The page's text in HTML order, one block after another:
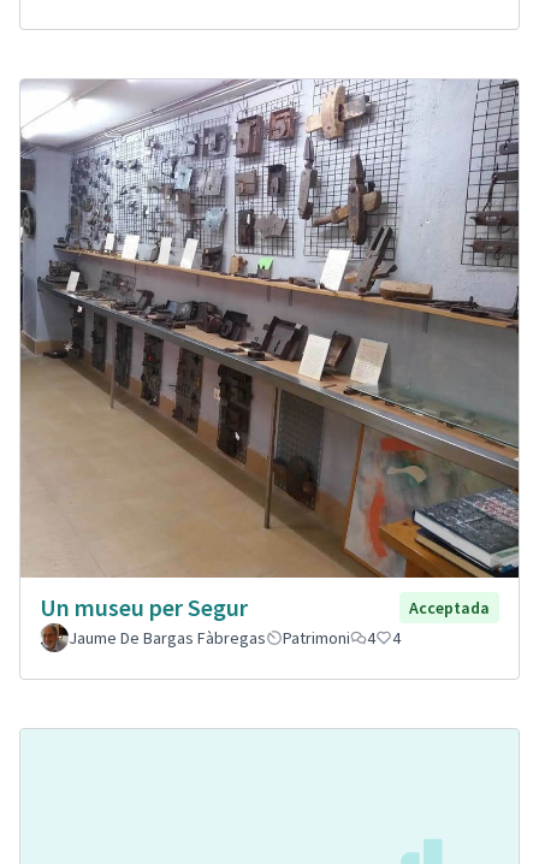
Un museu per Segur
Acceptada
Jaume De Bargas Fàbregas
Patrimoni 4 4